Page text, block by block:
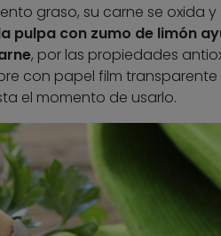
graso, su carne se oxida
pulpa con zumo de limón
, por las propiedades
con papel film
el momento de usarlo.